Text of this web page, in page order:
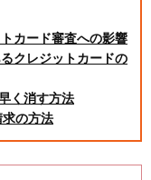
カード審査への影響
クレジットカードの
く消す方法
の方法